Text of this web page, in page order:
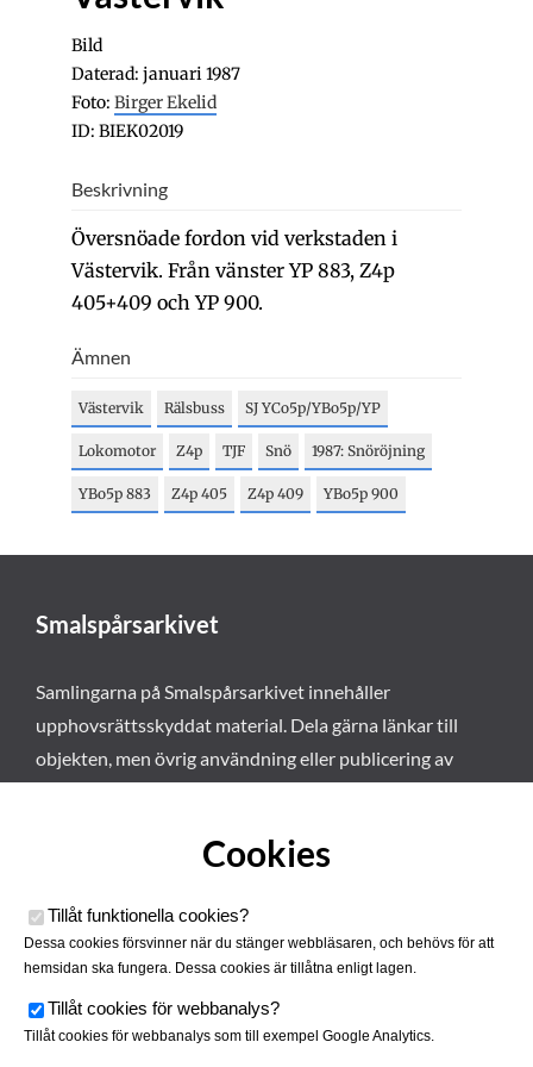
Bild
Daterad: januari 1987
Foto: Birger Ekelid
ID: BIEK02019
Beskrivning
Översnöade fordon vid verkstaden i
Västervik. Från vänster YP 883, Z4p
405+409 och YP 900.
Ämnen
Västervik Rälsbuss SJ YCo5p/YBo5p/YP
Lokomotor Z4p TJF Snö 1987: Snöröjning
YBo5p 883 Z4p 405 Z4p 409 YBo5p 900
Smalspårsarkivet
Samlingarna på Smalspårsarkivet innehåller
upphovsrättsskyddat material. Dela gärna länkar till
objekten, men övrig användning eller publicering av
Cookies
Tillåt funktionella cookies?
Dessa cookies försvinner när du stänger webbläsaren, och behövs för att
hemsidan ska fungera. Dessa cookies är tillåtna enligt lagen.
Tillåt cookies för webbanalys?
Tillåt cookies för webbanalys som till exempel Google Analytics.